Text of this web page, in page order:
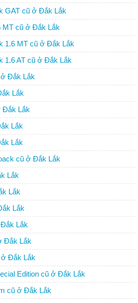
GAT cũ ở Đắk Lắk
MT cũ ở Đắk Lắk
1.6 MT cũ ở Đắk Lắk
1.6 AT cũ ở Đắk Lắk
ở Đắk Lắk
Lắk
Đắk Lắk
Lắk
Lắk
cũ ở Đắk Lắk
Lắk
Lắk
Lắk
Lắk
Đắk Lắk
ở Đắk Lắk
Edition cũ ở Đắk Lắk
cũ ở Đắk Lắk